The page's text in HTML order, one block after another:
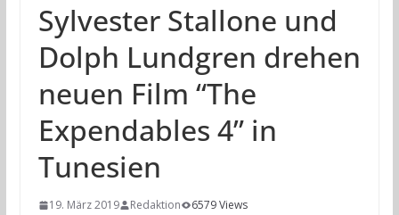
Sylvester Stallone und
Dolph Lundgren drehen
neuen Film “The
Expendables 4” in
Tunesien
19. März 2019 Redaktion
6579 Views